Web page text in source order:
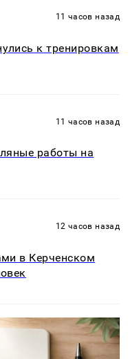
11 часов назад
к тренировкам
11 часов назад
работы на
12 часов назад
в Керченском